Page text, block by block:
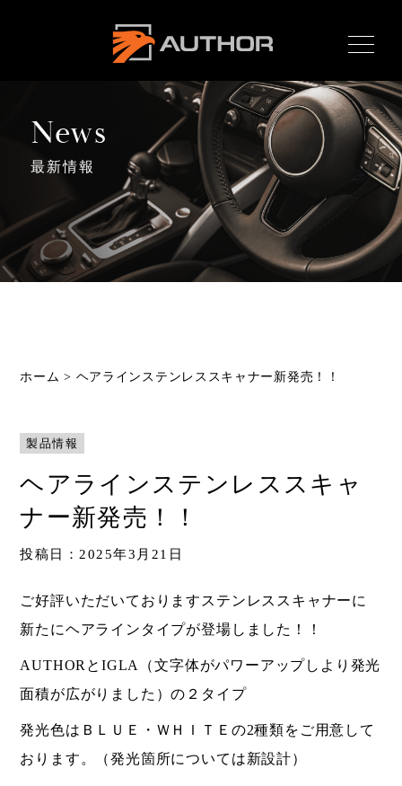
サーアラーム home
Home
ホーム
News
最新情報
製品ラインナップ
Compatibility
Contact
News
最新情報
ホーム > ヘアラインステンレススキャナー新発売！！
製品情報
ヘアラインステンレススキャ
ナー新発売！！
投稿日：2025年3月21日
ご好評いただいておりますステンレススキャナーに
新たにヘアラインタイプが登場しました！！
AUTHORとIGLA（文字体がパワーアップしより発光
面積が広がりました）の２タイプ
発光色はＢＬＵＥ・ＷＨＩＴＥの2種類をご用意して
おります。（発光箇所については新設計）